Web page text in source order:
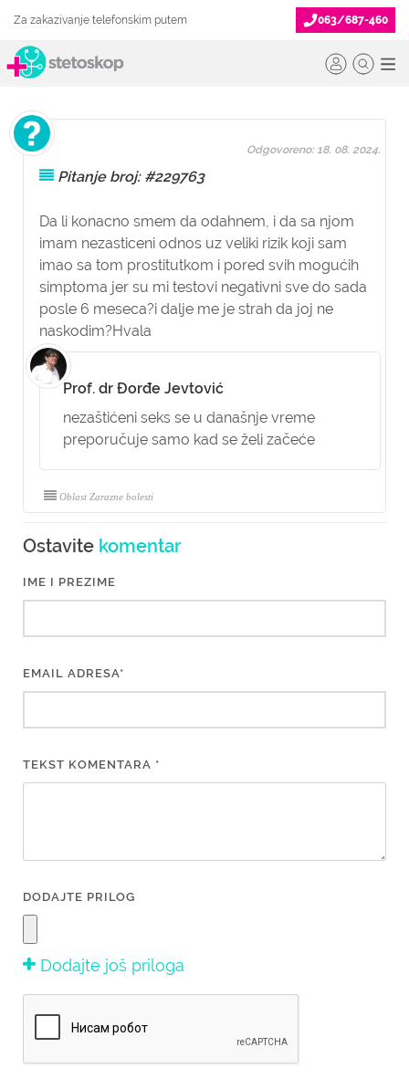
Za zakazivanje telefonskim putem 063/687-460
Pitanje broj: #229763
Da li konacno smem da odahnem, i da sa njom
imam nezasticeni odnos uz veliki rizik koji sam
imao sa tom prostitutkom i pored svih mogućih
simptoma jer su mi testovi negativni sve do sada
posle 6 meseca?i dalje me je strah da joj ne
naskodim?Hvala
Odgovoreno: 18. 08. 2024.
Prof. dr Đorđe Jevtović
nezaštićeni seks se u današnje vreme
preporučuje samo kad se želi začeće
Oblast Zarazne bolesti
Ostavite komentar
IME I PREZIME
EMAIL ADRESA*
TEKST KOMENTARA *
DODAJTE PRILOG
Dodajte još priloga